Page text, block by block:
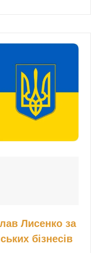
Лисенко за
бізнесів